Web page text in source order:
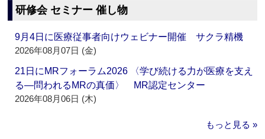
研修会 セミナー 催し物
9月4日に医療従事者向けウェビナー開催 サクラ精機
2026年08月07日 (金)
21日にMRフォーラム2026 〈学び続ける力が医療を支え
る―問われるMRの真価〉 MR認定センター
2026年08月06日 (木)
もっと見る »